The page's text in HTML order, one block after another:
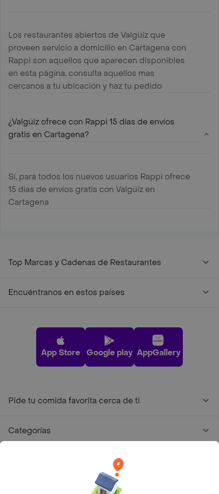
Los restaurantes abiertos de Valgüiz que
proveen servicio a domicilio en Cartagena con
Rappi son aquellos que aparecen disponibles
en esta página, consulta aquellos mas
cercanos a tu ubicación y haz tu pedido
¿Valgüiz ofrece con Rappi 15 días de envíos
gratis en Cartagena?
Sí, para todos los nuevos usuarios Rappi ofrece
15 días de envíos gratis con Valgüiz en
Cartagena
Top Marcas y Cadenas de Restaurantes
Encuéntranos en estos países
App Store Google play AppGallery
Pide tu comida favorita cerca de ti
Categorías